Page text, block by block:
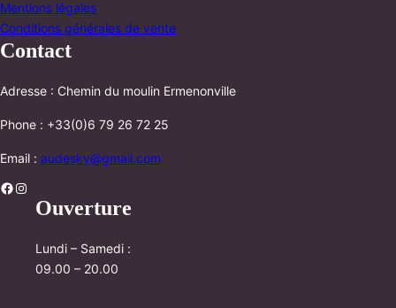
Mentions légales
Conditions générales de vente
Contact
Adresse : Chemin du moulin Ermenonville
Phone : +33(0)6 79 26 72 25
Email : audesky@gmail.com
Facebook Instagram
Ouverture
Lundi – Samedi :
09.00 – 20.00